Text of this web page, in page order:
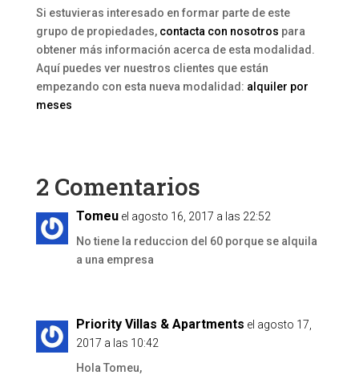
Si estuvieras interesado en formar parte de este
grupo de propiedades, contacta con nosotros para
obtener más información acerca de esta modalidad.
Aquí puedes ver nuestros clientes que están
empezando con esta nueva modalidad: alquiler por
meses
2 Comentarios
Tomeu el agosto 16, 2017 a las 22:52
No tiene la reduccion del 60 porque se alquila
a una empresa
Priority Villas & Apartments el agosto 17,
2017 a las 10:42
Hola Tomeu,